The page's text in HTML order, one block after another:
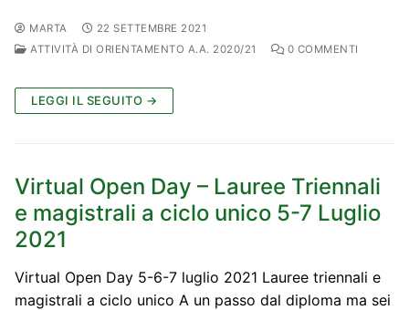
MARTA
22 SETTEMBRE 2021
ATTIVITÀ DI ORIENTAMENTO A.A. 2020/21
0 COMMENTI
LEGGI IL SEGUITO →
Virtual Open Day – Lauree Triennali
e magistrali a ciclo unico 5-7 Luglio
2021
Virtual Open Day 5-6-7 luglio 2021 Lauree triennali e
magistrali a ciclo unico A un passo dal diploma ma sei